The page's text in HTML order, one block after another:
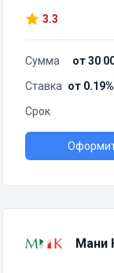
3.3
Сумма
от 30
Ставка от
Срок
Мани